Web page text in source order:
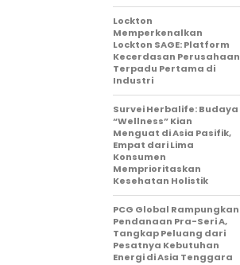
Lockton
Memperkenalkan
Lockton SAGE: Platform
Kecerdasan Perusahaan
Terpadu Pertama di
Industri
Survei Herbalife: Budaya
“Wellness” Kian
Menguat di Asia Pasifik,
Empat dari Lima
Konsumen
Memprioritaskan
Kesehatan Holistik
PCG Global Rampungkan
Pendanaan Pra-Seri A,
Tangkap Peluang dari
Pesatnya Kebutuhan
Energi di Asia Tenggara